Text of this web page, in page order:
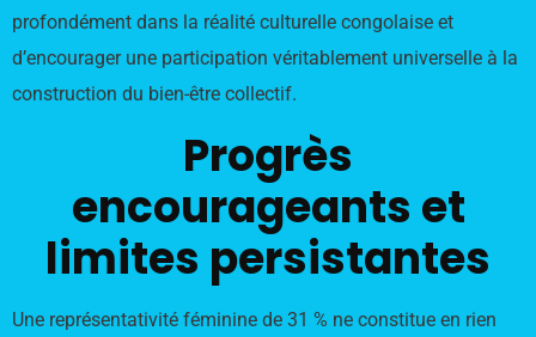
profondément dans la réalité culturelle congolaise et
d’encourager une participation véritablement universelle à la
construction du bien-être collectif.
Progrès
encourageants et
limites persistantes
Une représentativité féminine de 31 % ne constitue en rien